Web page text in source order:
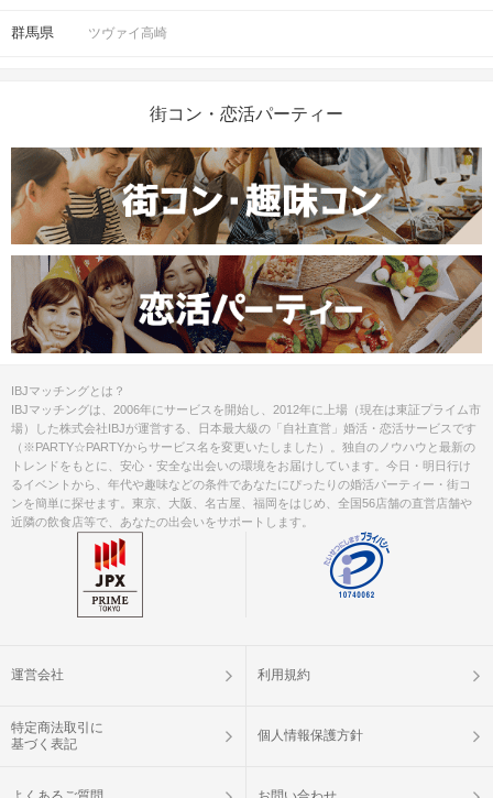
群馬県 ツヴァイ高崎
街コン・恋活パーティー
IBJマッチングとは？
IBJマッチングは、2006年にサービスを開始し、2012年に上場（現在は東証プライム市
場）した株式会社IBJが運営する、日本最大級の「自社直営」婚活・恋活サービスです
（※PARTY☆PARTYからサービス名を変更いたしました）。独自のノウハウと最新の
トレンドをもとに、安心・安全な出会いの環境をお届けしています。今日・明日行け
るイベントから、年代や趣味などの条件であなたにぴったりの婚活パーティー・街コ
ンを簡単に探せます。東京、大阪、名古屋、福岡をはじめ、全国56店舗の直営店舗や
近隣の飲食店等で、あなたの出会いをサポートします。
運営会社 利用規約
特定商法取引に
基づく表記
個人情報保護方針